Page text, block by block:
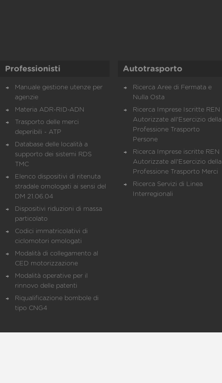
Professionisti
Manuale gestione utenze per
agenzie
Materia ADR-RID-ADN
Trasporto delle merci
deperibili - ATP
Database delle località a
supporto dei sistemi RDS
TMC
Elenco dispositivi di ritenuta
stradale omologati ai sensi del
DM 21.06.04
Dispositivi riduzioni di massa
particolato
Codici immatricolativi di
ciclomotori omologati
Modalità di collegamento al
CED motorizzazione
Modalità operative per il
rinnovo delle patenti
Riqualificazione bombole di
tipo CNG4
Autotrasporto
Ricerca Aree di Fermata e
Nulla Osta
Ricerca Imprese Iscritte REN
Autorizzate all'Esercizio della
Professione Trasporto
Persone
Ricerca Imprese iscritte REN
Autorizzate all'Esercizio della
Professione Trasporto Merci
Ricerca Servizi di Linea
Interregionali